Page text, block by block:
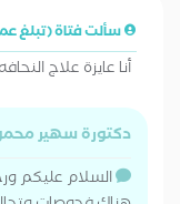
سألت فتاة (تبلغ عمرها
أنا عايزة علاج
دكتورة سهير
السلام عليكم